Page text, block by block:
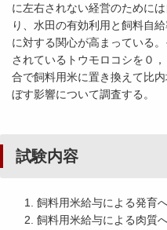
に左右されない経営のために
り、水田の有効利用と飼料自
に対する関心が高まっている
されているトウモロコシを０
合で飼料用米に置き換えて比
ぼす影響について調査する。
試験内容
飼料用米給与による発育
飼料用米給与による肉質